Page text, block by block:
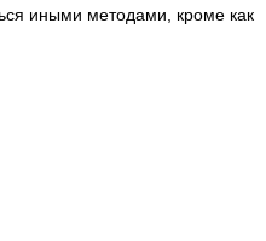
иными методами, кроме как